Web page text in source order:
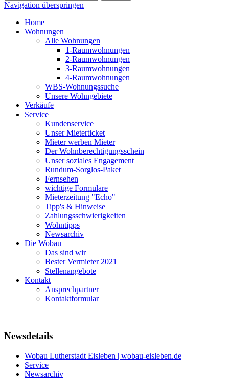
Navigation überspringen
Home
Wohnungen
Alle Wohnungen
1-Raumwohnungen
2-Raumwohnungen
3-Raumwohnungen
4-Raumwohnungen
WBS-Wohnungssuche
Unsere Wohngebiete
Verkäufe
Service
Kundenservice
Unser Mieterticket
Mieter werben Mieter
Der Wohnberechtigungsschein
Unser soziales Engagement
Rundum-Sorglos-Paket
Fernsehen
wichtige Formulare
Mieterzeitung "Echo"
Tipp's & Hinweise
Zahlungsschwierigkeiten
Wohntipps
Newsarchiv
Die Wobau
Das sind wir
Bester Vermieter 2021
Stellenangebote
Kontakt
Ansprechpartner
Kontaktformular
Newsdetails
Wobau Lutherstadt Eisleben | wobau-eisleben.de
Service
Newsarchiv